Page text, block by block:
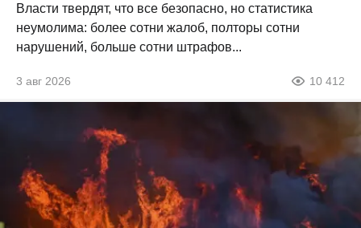
Власти твердят, что все безопасно, но статистика
неумолима: более сотни жалоб, полторы сотни
нарушений, больше сотни штрафов...
3 авг 2026 10 412